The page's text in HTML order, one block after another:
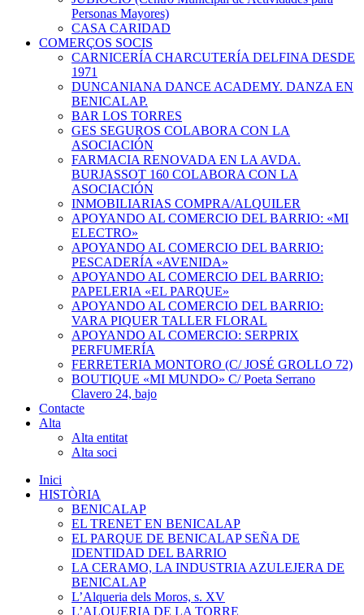
Personas Mayores)
CASA CARIDAD
COMERÇOS SOCIS
CARNICERÍA CHARCUTERÍA DELFINA DESDE
1971
DUNCANIANA DANCE ACADEMY. DANZA EN
BENICALAP.
BAR LOS TORRES
GES SEGUROS COLABORA CON LA
ASOCIACIÓN
FARMACIA RENOVADA EN LA AVDA.
BURJASSOT 160 COLABORA CON LA
ASOCIACIÓN
INMOBILIARIAS COMPRA/ALQUILER
APOYANDO AL COMERCIO DEL BARRIO: «MI
ELECTRO»
APOYANDO AL COMERCIO DEL BARRIO:
PESCADERÍA «AVENIDA»
APOYANDO AL COMERCIO DEL BARRIO:
PAPELERIA «EL PARQUE»
APOYANDO AL COMERCIO DEL BARRIO:
VARA PIQUER TALLER FLORAL
APOYANDO AL COMERCIO: SERPRIX
PERFUMERÍA
FERRETERIA MONTORO (C/ JOSÉ GROLLO 72)
BOUTIQUE «MI MUNDO» C/ Poeta Serrano
Clavero 24, bajo
Contacte
Alta
Alta entitat
Alta soci
Inici
HISTÒRIA
BENICALAP
EL TRENET EN BENICALAP
EL PARQUE DE BENICALAP SEÑA DE
IDENTIDAD DEL BARRIO
LA CERAMO, LA INDUSTRIA AZULEJERA DE
BENICALAP
L’Alqueria dels Moros, s. XV
L’ALQUERIA DE LA TORRE